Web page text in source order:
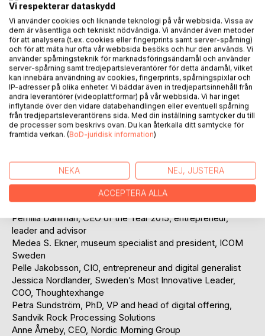
Sandra Bourbon, who among other things has been named
one of Sweden's most powerful figures in sustainability,
has interviewed ten of Sweden's top innovators. The
results of these interviews are presented in this book. The
book highlights Sweden as a pioneering country when it
comes to innovation. What does it really take to succeed in
innovation? Which pitfalls should be avoided? What is the
difference between disruptive and sustaining innovation?
Answers to these questions can be found in the book.
The ten people that Sandra Bourbon has interviewed are:
Henrik Berndtson, CEO, Blixten & Co/All Things Live
Sweden
Joakim Cerwall, head of research and innovation, Traton
Group
Pernilla Dahlman, CEO of the Year 2015, entrepreneur,
leader and advisor
Medea S. Ekner, museum specialist and president, ICOM
Sweden
Pelle Jakobsson, CIO, entrepreneur and digital generalist
Jessica Nordlander, Sweden’s Most Innovative Leader,
COO, Thoughtexhange
Petra Sundström, PhD, VP and head of digital offering,
Sandvik Rock Processing Solutions
Anne Årneby, CEO, Nordic Morning Group
Vi respekterar dataskydd
Vi använder cookies och liknande teknologi på vår webbsida. Vissa av
dem är väsentliga och tekniskt nödvändiga. Vi använder även metoder
för att analysera (t.ex. cookies eller fingerprints samt server-spårning)
och för att mäta hur ofta vår webbsida besöks och hur den används. Vi
använder spårningsteknik för marknadsföringsändamål och använder
server-spårning samt tredjepartsleverantörer för detta ändamål, vilket
kan innebära användning av cookies, fingerprints, spårningspixlar och
IP-adresser på olika enheter. Vi bäddar även in tredjepartsinnehåll från
andra leverantörer (videoplattformar) på vår webbsida. Vi har inget
inflytande över den vidare databehandlingen eller eventuell spårning
från tredjepartsleverantörens sida. Med din inställning samtycker du till
de processer som beskrivs ovan. Du kan återkalla ditt samtycke för
framtida verkan. (BoD-juridisk information)
NEKA NEJ, JUSTERA
ACCEPTERA ALLA